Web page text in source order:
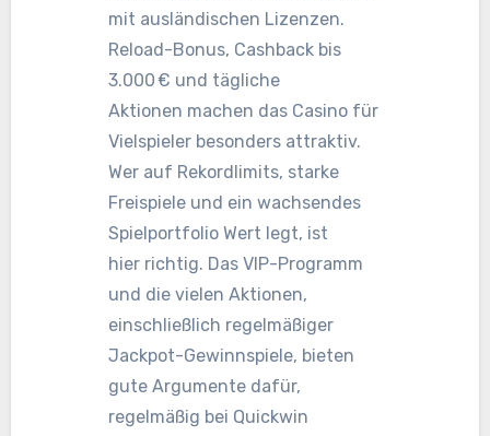
mit ausländischen Lizenzen.
Reload-Bonus, Cashback bis
3.000 € und tägliche
Aktionen machen das Casino für
Vielspieler besonders attraktiv.
Wer auf Rekordlimits, starke
Freispiele und ein wachsendes
Spielportfolio Wert legt, ist
hier richtig. Das VIP-Programm
und die vielen Aktionen,
einschließlich regelmäßiger
Jackpot-Gewinnspiele, bieten
gute Argumente dafür,
regelmäßig bei Quickwin